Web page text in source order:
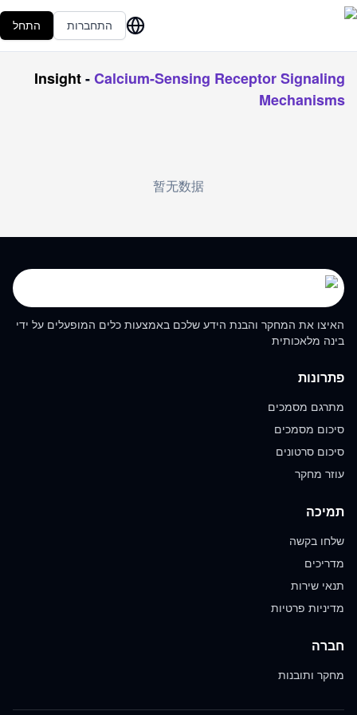
התחברות התחל
Insight-Calcium-Sensing Receptor Signaling
Mechanisms
暂无数据
האיצו את המחקר והבנת הידע שלכם באמצעות כלים המופעלים על ידי
בינה מלאכותית
פתרונות
מתרגם מסמכים
סיכום מסמכים
סיכום סרטונים
עוזר מחקר
תמיכה
שלחו בקשה
מדריכים
תנאי שירות
מדיניות פרטיות
חברה
מחקר ותובנות